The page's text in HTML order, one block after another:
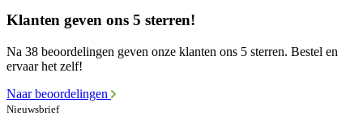
Klanten geven ons 5 sterren!
Na 38 beoordelingen geven onze klanten ons 5 sterren. Bestel en
ervaar het zelf!
Naar beoordelingen
Nieuwsbrief